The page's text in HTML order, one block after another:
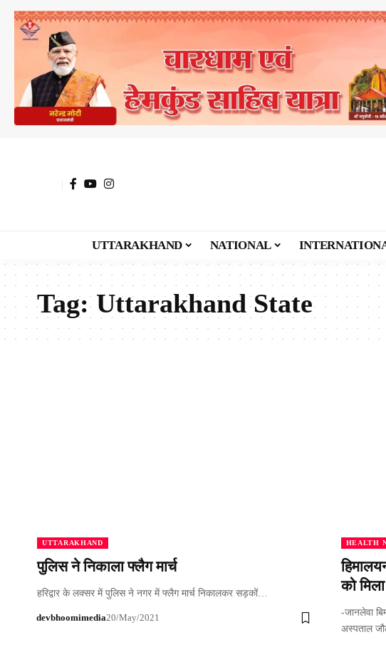
UTTARAKHAND NATIONAL
Tag:Uttarakhand State
UTTARAKHAND
पुलिस ने निकाला फ्लैग मार्च
हरिद्वार के लक्सर में पुलिस ने नगर में फ्लैग मार्च निकालकर सड़कों…
devbhoomimedia20/May/2021
HEALTH
को
-जानलेवा
अस्पताल